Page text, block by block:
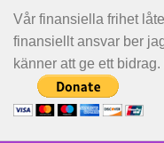
Vår finansiella frihet
finansiellt ansvar ber
känner att ge ett